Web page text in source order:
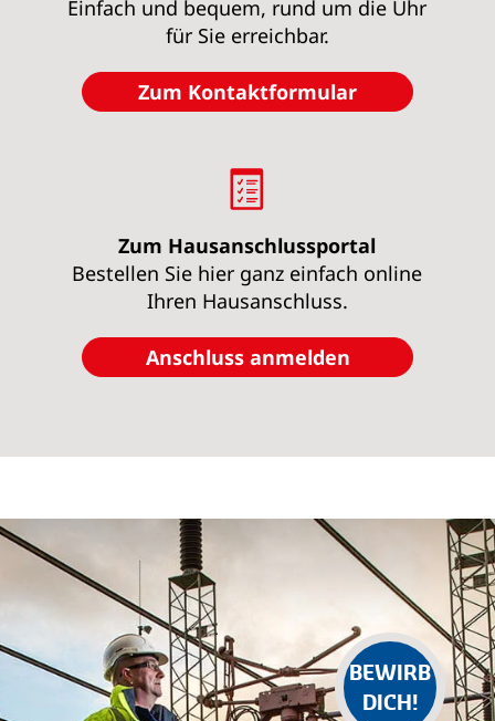
Einfach und bequem, rund um die Uhr
für Sie erreichbar.
Zum Kontaktformular
Zum Hausanschlussportal
Bestellen Sie hier ganz einfach online
Ihren Hausanschluss.
Anschluss anmelden
BEWIRB
DICH!